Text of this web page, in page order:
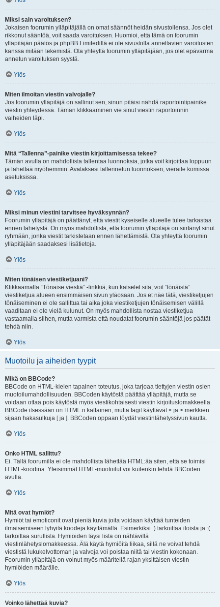
Miksi sain varoituksen?
Jokaisen foorumin ylläpitäjällä on omat säännöt heidän sivustollensa. Jos olet
rikkonut sääntöä, voit saada varoituksen. Huomioi, että tämä on foorumin
ylläpitäjän päätös ja phpBB Limitedillä ei ole sivustolla annettavien varoitusten
kanssa mitään tekemistä. Ota yhteyttä foorumin ylläpitäjään, jos olet epävarma
annetun varoituksen syystä.
Ylös
Miten ilmoitan viestin valvojalle?
Jos foorumin ylläpitäjä on sallinut sen, sinun pitäisi nähdä raportointipainike
viestin yhteydessä. Tämän klikkaaminen vie sinut viestin raportoinnin
vaiheiden läpi.
Ylös
Mitä “Tallenna”-painike viestin kirjoittamisessa tekee?
Tämän avulla on mahdollista tallentaa luonnoksia, jotka voit kirjoittaa loppuun
ja lähettää myöhemmin. Avataksesi tallennetun luonnoksen, vieraile komissa
asetuksissa.
Ylös
Miksi minun viestini tarvitsee hyväksynnän?
Foorumin ylläpitäjä on päättänyt, että viestit kyseiselle alueelle tulee tarkastaa
ennen lähetystä. On myös mahdollista, että foorumin ylläpitäjä on siirtänyt sinut
ryhmään, jonka viestit tarkistetaan ennen lähettämistä. Ota yhteyttä foorumin
ylläpitäjään saadaksesi lisätietoja.
Ylös
Miten tönäisen viestiketjuani?
Klikkaamalla “Tönaise viestiä” -linkkiä, kun katselet sitä, voit “tönäistä”
viestiketjua alueen ensimmäisen sivun yläosaan. Jos et näe tätä, viestiketjujen
tönäiseminen ei ole sallittua tai aika joka viestiketjujen tönäisemisen välillä
vaaditaan ei ole vielä kulunut. On myös mahdollista nostaa viestiketjua
vastaamalla siihen, mutta varmista että noudatat foorumin sääntöjä jos päätät
tehdä niin.
Ylös
Muotoilu ja aiheiden tyypit
Mikä on BBCode?
BBCode on HTML-kielen tapainen toteutus, joka tarjoaa tiettyjen viestin osien
muotoilumahdollisuuden. BBCoden käytöstä päättää ylläpitäjä, mutta se
voidaan ottaa pois käytöstä myös viestikohtaisesti viestin kirjoituslomakkeella.
BBCode itsessään on HTML:n kaltainen, mutta tagit käyttävät < ja > merkkien
sijaan hakasulkuja [ ja ]. BBCoden oppaan löydät viestinlähetyssivun kautta.
Ylös
Onko HTML sallittu?
Ei. Tällä foorumilla ei ole mahdollista lähettää HTML:ää siten, että se toimisi
HTML-koodina. Yleisimmät HTML-muotoilut voi kuitenkin tehdä BBCoden
avulla.
Ylös
Mitä ovat hymiöt?
Hymiöt tai emoticonit ovat pieniä kuvia joita voidaan käyttää tunteiden
ilmaisemiseen lyhyitä koodeja käyttämällä. Esimerkiksi :) tarkoittaa iloista ja :(
tarkoittaa surullista. Hymiöiden täysi lista on nähtävillä
viestinlähetyslomakkeessa. Älä käytä hymiöitä liikaa, sillä ne voivat tehdä
viestistä lukukelvottoman ja valvoja voi poistaa niitä tai viestin kokonaan.
Foorumin ylläpitäjä on voinut myös määritellä rajan yksittäisen viestin
hymiöiden määrälle.
Ylös
Voinko lähettää kuvia?